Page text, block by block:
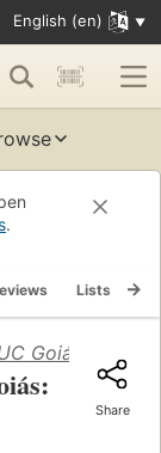
English (en)
.
Lists
Goiás:
Share